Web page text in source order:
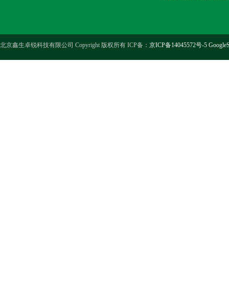
北京鑫生卓锐科技有限公司 Copyright 版权所有 ICP备： 京ICP备14045572号-5